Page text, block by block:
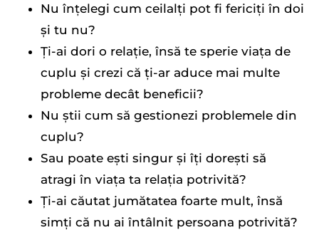
Nu înțelegi cum ceilalți pot fi fericiți în doi
și tu nu?
Ți-ai dori o relație, însă te sperie viața de
cuplu și crezi că ți-ar aduce mai multe
probleme decât beneficii?
Nu știi cum să gestionezi problemele din
cuplu?
Sau poate ești singur și îți dorești să
atragi în viața ta relația potrivită?
Ți-ai căutat jumătatea foarte mult, însă
simți că nu ai întâlnit persoana potrivită?